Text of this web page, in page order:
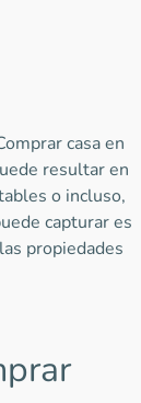
casa en
resultar en
o incluso,
capturar es
propiedades